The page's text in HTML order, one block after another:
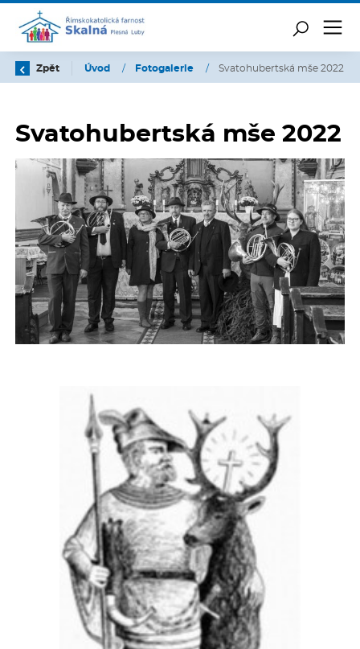
Zpět Úvod / Fotogalerie / Svatohubertská mše 2022
Svatohubertská mše 2022